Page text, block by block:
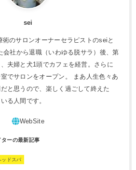
sei
のサロンオーナーセラピストのseiと
会社から退職（いわゆる脱サラ）後、第
夫婦と犬1頭でカフェを経営。さらに
でサロンをオープン。 まあ人生色々あ
と思うので、楽しく過ごして終えた
る人間です。
ッドスパ